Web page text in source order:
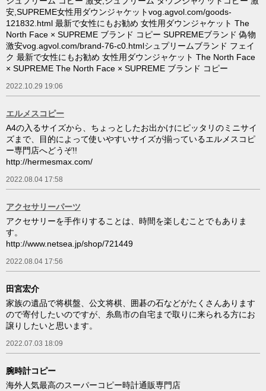
安,SUPREME女性用ダウンジャケットvog.agvol.com/goods-
121832.html 最新で女性にもお勧め 女性用ダウンジャケット The
North Face × SUPREME ブランド コピー SUPREMEブランド 偽物
激安vog.agvol.com/brand-76-c0.htmlシュプリームブランド フェイ
ク 最新で女性にもお勧め 女性用ダウンジャケット The North Face
× SUPREME The North Face × SUPREME ブランド コピー
2022.10.29 19:06
エルメスコピー
A4の入るサイズから、ちょっとしたお出かけにピッタリのミニサイ
ズまで、目的によって使いやすいサイズが揃っているエルメスコピ
ー専門店へどうぞ!!
http://hermesmax.com/
2022.08.04 17:58
アクセサリーパーツ
アクセサリーを手作りすることは、時間を楽しむことでもありま
す。
http://www.netsea.jp/shop/721449
2022.08.04 17:56
田宮宏介
家族の遺品で将棋盤、公文将棋、囲碁の石などがたくさんあります
ので寄付したいのですが、糸島市の自宅まで取りに来られる方にお
譲りしたいと思います。
2022.07.03 18:09
腕時計コピー
海外人気最高のスーパーコピー時計通販専門店